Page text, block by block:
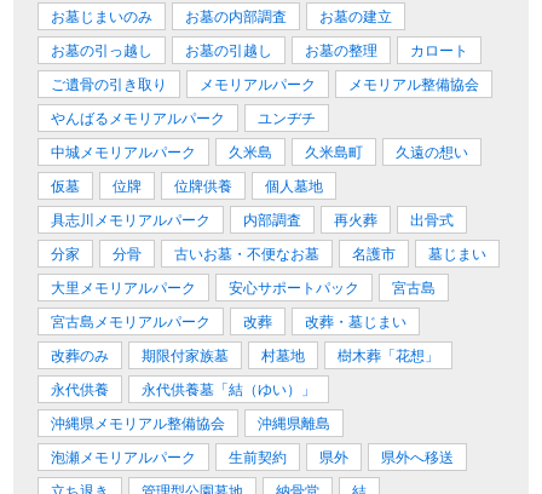
お墓じまいのみ
お墓の内部調査
お墓の建立
お墓の引っ越し
お墓の引越し お墓の整理
カロート
ご遺骨の引き取り
メモリアルパーク
メモリアル整備協会
やんばるメモリアルパーク
ユンヂチ
中城メモリアルパーク
久米島 久米島町
久遠の想い
仮墓
位牌 位牌供養
個人墓地
具志川メモリアルパーク
内部調査 再火葬
出骨式
分家
分骨 古いお墓・不便なお墓 名護市
墓じまい
大里メモリアルパーク
安心サポートパック
宮古島
宮古島メモリアルパーク
改葬
改葬・墓じまい
改葬のみ
期限付家族墓 村墓地
樹木葬「花想」
永代供養
永代供養墓「結（ゆい）」
沖縄県メモリアル整備協会
沖縄県離島
泡瀬メモリアルパーク
生前契約 県外
県外へ移送